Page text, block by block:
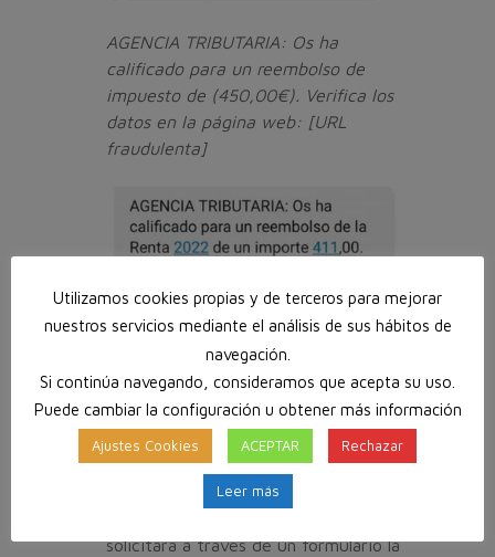
AGENCIA TRIBUTARIA: Os ha
calificado para un reembolso de
impuesto de (450,00€). Verifica los
datos en la página web: [URL
fraudulenta]
calificado para un reembolso de la
Renta 2022 de importe 411,00.
Encuentra mas informacion en la
pagina: [URL fraudulenta]
Si se pincha en el enlace, este
solicitará a través de un formulario la
Utilizamos cookies propias y de terceros para mejorar
nuestros servicios mediante el análisis de sus hábitos de
navegación.
Si continúa navegando, consideramos que acepta su uso.
Puede cambiar la configuración u obtener más información
Ajustes Cookies ACEPTAR Rechazar
Leer más